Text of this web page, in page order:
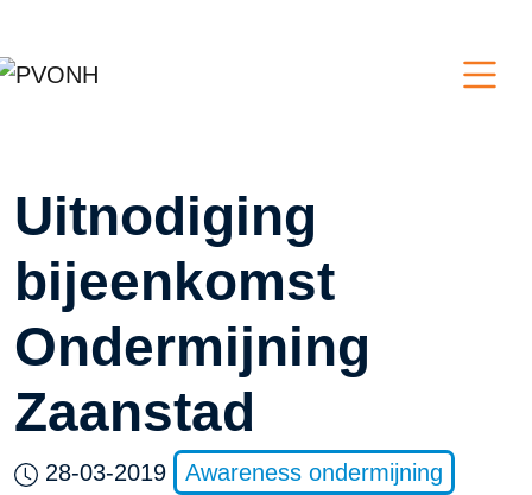
Uitnodiging
bijeenkomst
Ondermijning
Zaanstad
28-03-2019 Awareness ondermijning